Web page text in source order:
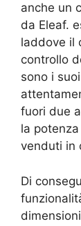
anche un
da Eleaf.
laddove il
controllo
sono i
fuori due
la
venduti in
Di